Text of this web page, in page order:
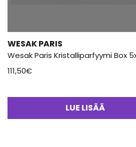
WESAK PARIS
Wesak Paris Kristalliparfyymi Box
111,50€
LUE LISÄÄ